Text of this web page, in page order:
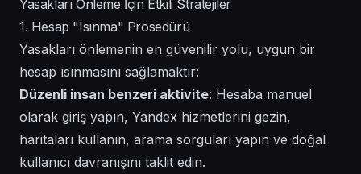
Yasakları Önleme İçin Etkili Stratejiler
1. Hesap "Isınma" Prosedürü
Yasakları önlemenin en güvenilir yolu, uygun bir
hesap ısınmasını sağlamaktır:
Düzenli insan benzeri aktivite: Hesaba manuel
olarak giriş yapın, Yandex hizmetlerini gezin,
haritaları kullanın, arama sorguları yapın ve doğal
kullanıcı davranışını taklit edin.